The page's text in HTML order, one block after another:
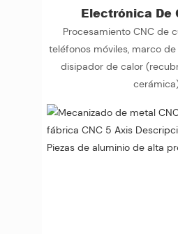
Electrónica De
Procesamiento CNC de
teléfonos móviles, marco de
disipador de calor